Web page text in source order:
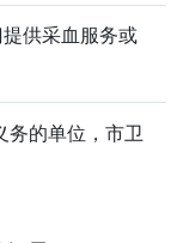
供采血服务或
的单位，市卫